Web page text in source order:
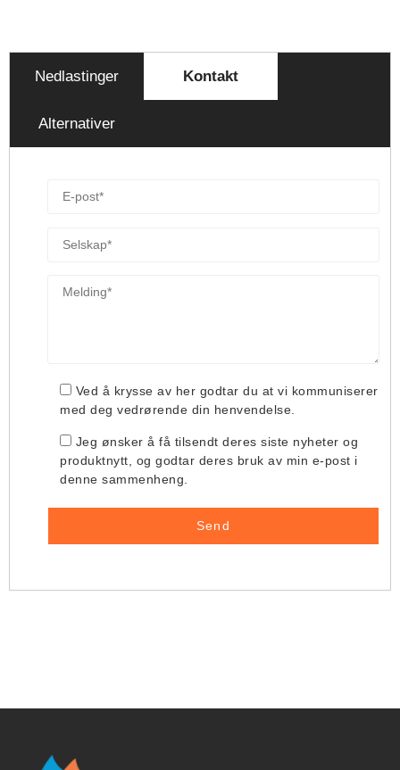
Nedlastinger Kontakt
Alternativer
Ved å krysse av her godtar du at vi kommuniserer
med deg vedrørende din henvendelse.
Jeg ønsker å få tilsendt deres siste nyheter og
produktnytt, og godtar deres bruk av min e-post i
denne sammenheng.